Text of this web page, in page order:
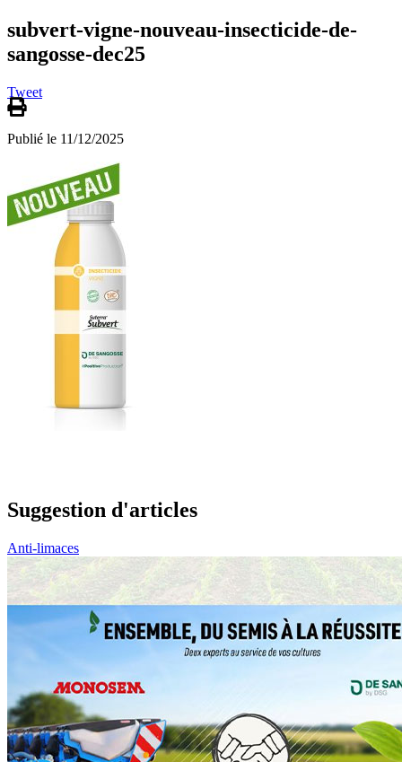
subvert-vigne-nouveau-insecticide-de-
sangosse-dec25
Tweet
Publié le 11/12/2025
Suggestion d'articles
Anti-limaces